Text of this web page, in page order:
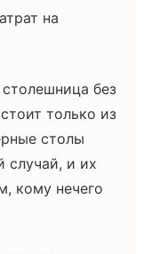
на
без
только из
столы
случай, и их
кому нечего